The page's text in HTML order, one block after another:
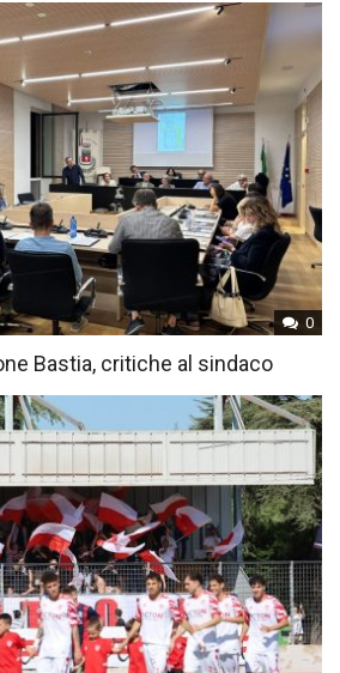
0
Bastia, critiche al sindaco